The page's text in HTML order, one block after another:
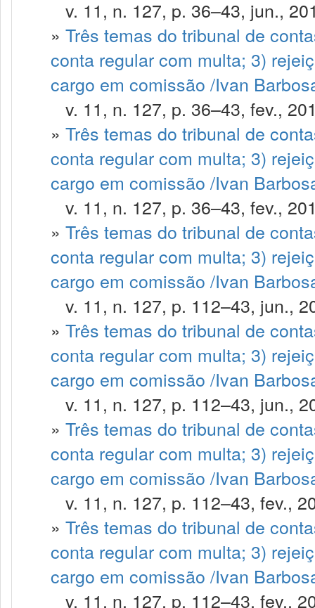
v. 11, n. 127, p. 36–43, jun.,
» Três temas do tribunal de
conta regular com multa; 3)
cargo em comissão /Ivan
v. 11, n. 127, p. 36–43, fev.,
» Três temas do tribunal de
conta regular com multa; 3)
cargo em comissão /Ivan
v. 11, n. 127, p. 36–43, fev.,
» Três temas do tribunal de
conta regular com multa; 3)
cargo em comissão /Ivan
v. 11, n. 127, p. 112–43, jun.,
» Três temas do tribunal de
conta regular com multa; 3)
cargo em comissão /Ivan
v. 11, n. 127, p. 112–43, jun.,
» Três temas do tribunal de
conta regular com multa; 3)
cargo em comissão /Ivan
v. 11, n. 127, p. 112–43, fev.,
» Três temas do tribunal de
conta regular com multa; 3)
cargo em comissão /Ivan
v. 11, n. 127, p. 112–43, fev.,